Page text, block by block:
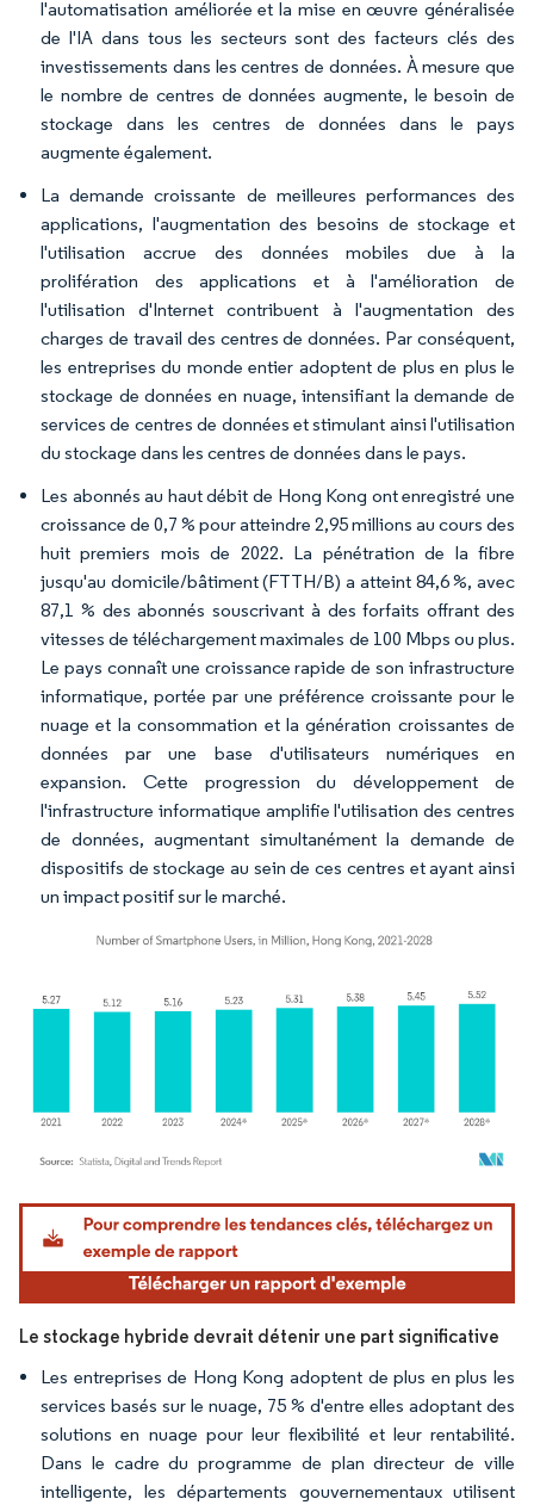
l'automatisation améliorée et la mise en œuvre généralisée
de l'IA dans tous les secteurs sont des facteurs clés des
investissements dans les centres de données. À mesure que
le nombre de centres de données augmente, le besoin de
stockage dans les centres de données dans le pays
augmente également.
La demande croissante de meilleures performances des
applications, l'augmentation des besoins de stockage et
l'utilisation accrue des données mobiles due à la
prolifération des applications et à l'amélioration de
l'utilisation d'Internet contribuent à l'augmentation des
charges de travail des centres de données. Par conséquent,
les entreprises du monde entier adoptent de plus en plus le
stockage de données en nuage, intensifiant la demande de
services de centres de données et stimulant ainsi l'utilisation
du stockage dans les centres de données dans le pays.
Les abonnés au haut débit de Hong Kong ont enregistré une
croissance de 0,7 % pour atteindre 2,95 millions au cours des
huit premiers mois de 2022. La pénétration de la fibre
jusqu'au domicile/bâtiment (FTTH/B) a atteint 84,6 %, avec
87,1 % des abonnés souscrivant à des forfaits offrant des
vitesses de téléchargement maximales de 100 Mbps ou plus.
Le pays connaît une croissance rapide de son infrastructure
informatique, portée par une préférence croissante pour le
nuage et la consommation et la génération croissantes de
données par une base d'utilisateurs numériques en
expansion. Cette progression du développement de
l'infrastructure informatique amplifie l'utilisation des centres
de données, augmentant simultanément la demande de
dispositifs de stockage au sein de ces centres et ayant ainsi
un impact positif sur le marché.
Image © Mordor Intelligence. La réutilisation nécessite une attribution sous CC BY
Le stockage hybride devrait détenir une part significative
Les entreprises de Hong Kong adoptent de plus en plus les
services basés sur le nuage, 75 % d'entre elles adoptant des
solutions en nuage pour leur flexibilité et leur rentabilité.
Dans le cadre du programme de plan directeur de ville
intelligente, les départements gouvernementaux utilisent